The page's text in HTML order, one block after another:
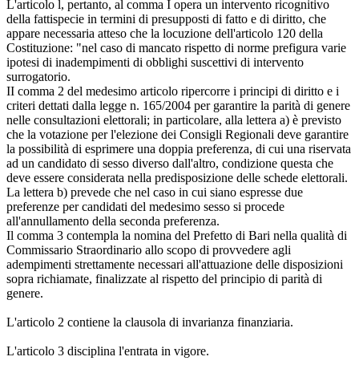
L'articolo l, pertanto, al comma I opera un intervento ricognitivo
della fattispecie in termini di presupposti di fatto e di diritto, che
appare necessaria atteso che la locuzione dell'articolo 120 della
Costituzione: "nel caso di mancato rispetto di norme prefigura varie
ipotesi di inadempimenti di obblighi suscettivi di intervento
surrogatorio.
II comma 2 del medesimo articolo ripercorre i principi di diritto e i
criteri dettati dalla legge n. 165/2004 per garantire la parità di genere
nelle consultazioni elettorali; in particolare, alla lettera a) è previsto
che la votazione per l'elezione dei Consigli Regionali deve garantire
la possibilità di esprimere una doppia preferenza, di cui una riservata
ad un candidato di sesso diverso dall'altro, condizione questa che
deve essere considerata nella predisposizione delle schede elettorali.
La lettera b) prevede che nel caso in cui siano espresse due
preferenze per candidati del medesimo sesso si procede
all'annullamento della seconda preferenza.
Il comma 3 contempla la nomina del Prefetto di Bari nella qualità di
Commissario Straordinario allo scopo di provvedere agli
adempimenti strettamente necessari all'attuazione delle disposizioni
sopra richiamate, finalizzate al rispetto del principio di parità di
genere.
L'articolo 2 contiene la clausola di invarianza finanziaria.
L'articolo 3 disciplina l'entrata in vigore.